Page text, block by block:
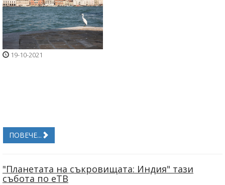
19-10-2021
ПОВЕЧЕ...
"Планетата на съкровищата: Индия" тази
събота по еТВ